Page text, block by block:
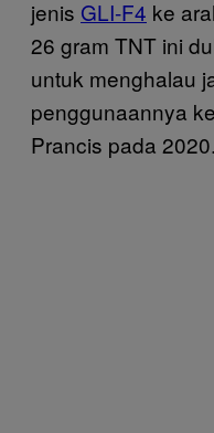
jenis GLI-F4 ke
26 gram TNT ini
untuk menghalau
penggunaannya
Prancis pada 2020.